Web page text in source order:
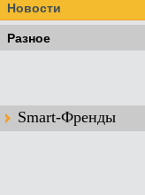
Новости
Разное
Smart-Френды